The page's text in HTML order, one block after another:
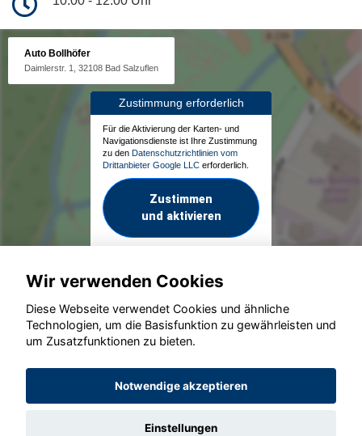
Auto Bollhöfer
Daimlerstr. 1, 32108 Bad Salzuflen
Zustimmung erforderlich
Für die Aktivierung der Karten- und
Navigationsdienste ist Ihre Zustimmung
zu den Datenschutzrichtlinien vom
Drittanbieter Google LLC erforderlich.
Zustimmen
und aktivieren
© konjunkturmotor.de GmbH 2020 - 2026
Wir verwenden Cookies
Diese Webseite verwendet Cookies und ähnliche
Technologien, um die Basisfunktion zu gewährleisten und
um Zusatzfunktionen zu bieten.
Notwendige akzeptieren
Einstellungen